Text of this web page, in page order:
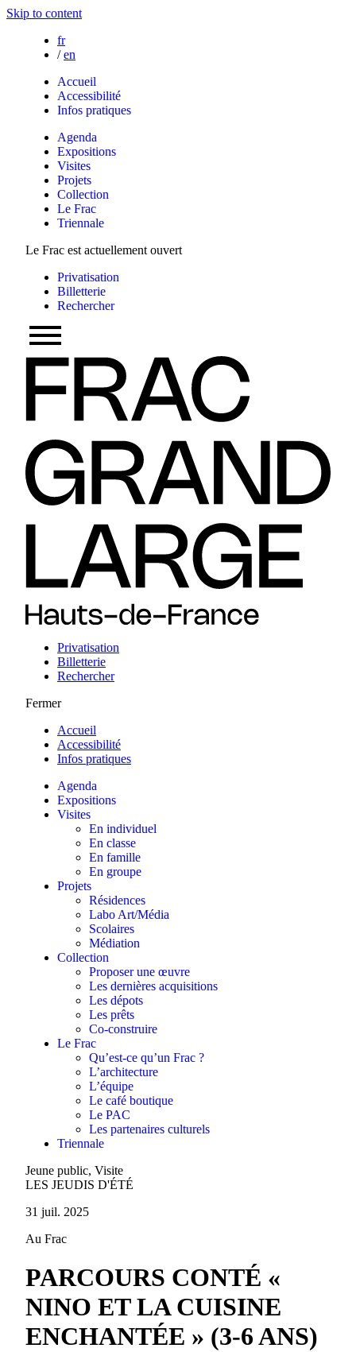
Skip to content
fr
/ en
Accueil
Accessibilité
Infos pratiques
Agenda
Expositions
Visites
Projets
Collection
Le Frac
Triennale
Le Frac est actuellement ouvert
Privatisation
Billetterie
Rechercher
Privatisation
Billetterie
Rechercher
Fermer
Accueil
Accessibilité
Infos pratiques
Agenda
Expositions
Visites
En individuel
En classe
En famille
En groupe
Projets
Résidences
Labo Art/Média
Scolaires
Médiation
Collection
Proposer une œuvre
Les dernières acquisitions
Les dépots
Les prêts
Co-construire
Le Frac
Qu’est-ce qu’un Frac ?
L’architecture
L’équipe
Le café boutique
Le PAC
Les partenaires culturels
Triennale
Jeune public, Visite
LES JEUDIS D'ÉTÉ
31 juil. 2025
Au Frac
PARCOURS CONTÉ «
NINO ET LA CUISINE
ENCHANTÉE » (3-6 ANS)